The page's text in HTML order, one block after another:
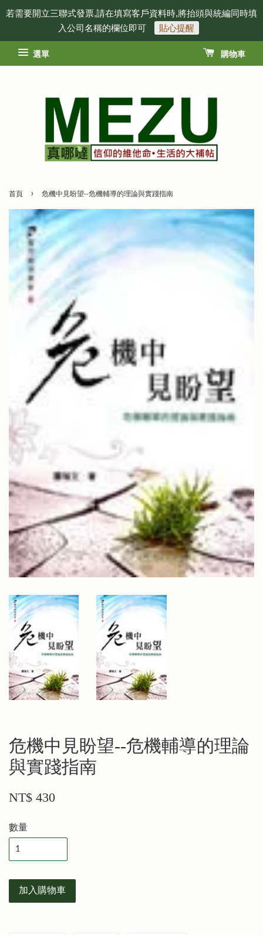
若需要開立三聯式發票,請在填寫客戶資料時,將抬頭與統編同時填
入公司名稱的欄位即可
貼心提醒
選單 購物車
首頁 › 危機中見盼望--危機輔導的理論與實踐指南
危機中見盼望--危機輔導的理論
與實踐指南
NT$ 430
數量
加入購物車